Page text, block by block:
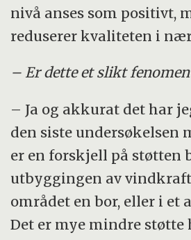
nivå anses som positivt,
reduserer kvaliteten i
– Er dette et slikt
– Ja og akkurat det har
den siste undersøkelsen
er en forskjell på støtten
utbyggingen av
området en bor, eller i et
Det er mye mindre støtte